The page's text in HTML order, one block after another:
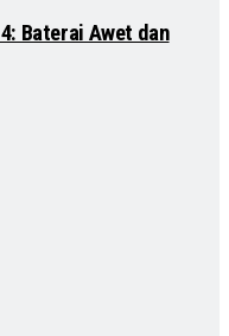
Baterai Awet dan